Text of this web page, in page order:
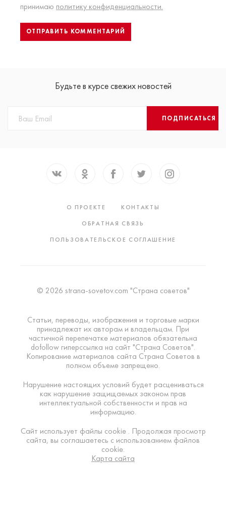
принимаю политику конфиденциальности.
Будьте в курсе свежих новостей
ПОДПИСАТЬСЯ
О ПРОЕКТЕ
КОНТАКТЫ
ОБРАТНАЯ СВЯЗЬ
ПОЛЬЗОВАТЕЛЬСКОЕ СОГЛАШЕНИЕ
© 2026 strana-sovetov.com "Страна советов"
Статьи, переводы, изображения и торговые марки
принадлежат их авторам и владельцам. При
частичной перепечатке материалов обязательна
dofollow гиперссылка на сайт "Страна Советов".
Копирование материалов сайта Страна Советов в
полном объеме запрещено.
Нарушение настоящих условий будет расцениваться
как нарушение защищаемых законом прав
интеллектуальной собственности и прав на
информацию.
Сайт использует файлы cookie . Продолжая просмотр
сайта, вы соглашаетесь с использованием файлов
cookie.
Карта сайта